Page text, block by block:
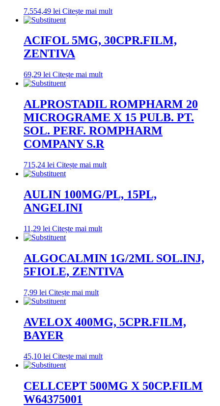
7.554,49 lei Citește mai mult
ACIFOL 5MG, 30CPR.FILM,
ZENTIVA
69,29 lei Citește mai mult
ALPROSTADIL ROMPHARM 20
MICROGRAME X 15 PULB. PT.
SOL. PERF. ROMPHARM
COMPANY S.R
715,24 lei Citește mai mult
AULIN 100MG/PL, 15PL,
ANGELINI
11,29 lei Citește mai mult
ALGOCALMIN 1G/2ML SOL.INJ,
5FIOLE, ZENTIVA
7,99 lei Citește mai mult
AVELOX 400MG, 5CPR.FILM,
BAYER
45,10 lei Citește mai mult
CELLCEPT 500MG X 50CP.FILM
W64375001